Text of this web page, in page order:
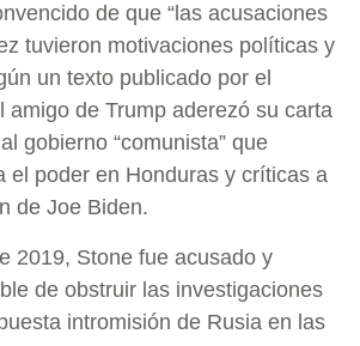
de que “las acusaciones
tuvieron motivaciones políticas y
un texto publicado por el
amigo de Trump aderezó su carta
gobierno “comunista” que
el poder en Honduras y críticas a
de Joe Biden.
2019, Stone fue acusado y
de obstruir las investigaciones
intromisión de Rusia en las